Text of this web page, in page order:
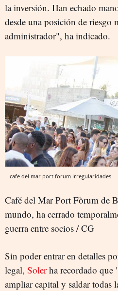
la inversión. Han echado
desde una posición de riesgo
administrador", ha indicado.
cafe del mar port forum irregularidades
Café del Mar Port Fòrum de
mundo, ha cerrado
guerra entre socios / CG
Sin poder entrar en detalles
legal, Solerha recordado que
ampliar capital y saldar todas